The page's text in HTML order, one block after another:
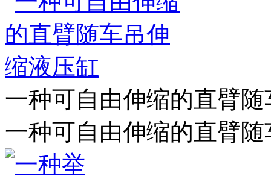
一种可自由伸缩的直臂
一种可自由伸缩的直臂